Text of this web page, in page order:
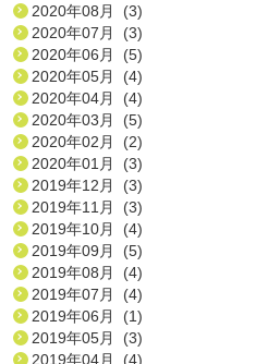
2020年08月 (3)
2020年07月 (3)
2020年06月 (5)
2020年05月 (4)
2020年04月 (4)
2020年03月 (5)
2020年02月 (2)
2020年01月 (3)
2019年12月 (3)
2019年11月 (3)
2019年10月 (4)
2019年09月 (5)
2019年08月 (4)
2019年07月 (4)
2019年06月 (1)
2019年05月 (3)
2019年04月 (4)